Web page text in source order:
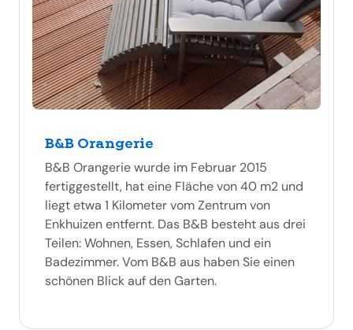
B&B Orangerie
B&B Orangerie wurde im Februar 2015
fertiggestellt, hat eine Fläche von 40 m2 und
liegt etwa 1 Kilometer vom Zentrum von
Enkhuizen entfernt. Das B&B besteht aus drei
Teilen: Wohnen, Essen, Schlafen und ein
Badezimmer. Vom B&B aus haben Sie einen
schönen Blick auf den Garten.